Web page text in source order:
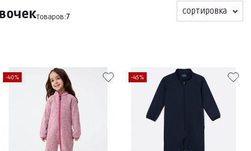
Товаров:7
сортировка
-40% -45%